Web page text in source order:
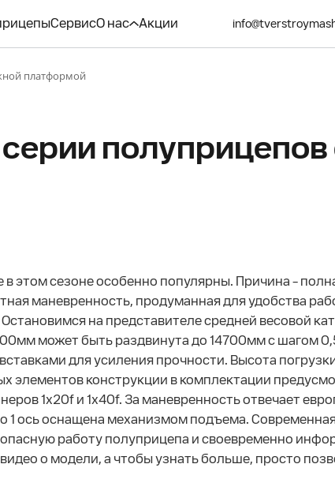
платформой
СервисО нас Акции
этом сезоне особенно популярны. Причина –
маневренность, продуманная для удобства
на представителе средней весовой
может быть раздвинута до 14700мм с шагом
для усиления прочности. Высота
элементов конструкции в комплектации
1х20f и 1х40f. За маневренность отвечает
1 ось оснащена механизмом подъема.
работу полуприцепа и своевременно
о модели, а чтобы узнать больше, просто